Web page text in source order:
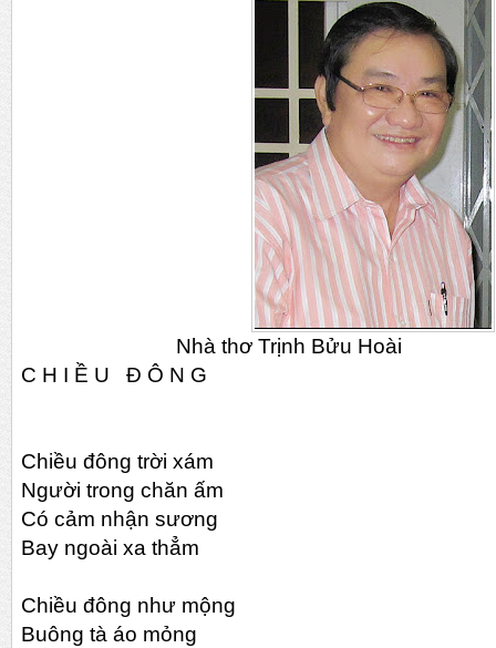
Nhà thơ Trịnh Bửu Hoài
C H I Ề U Đ Ô N G
Chiều đông trời xám
Người trong chăn ấm
Có cảm nhận sương
Bay ngoài xa thẳm
Chiều đông như mộng
Buông tà áo mỏng